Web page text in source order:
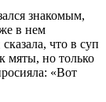
знакомым,
в нем
что в суп
мяты, но только
«Вот